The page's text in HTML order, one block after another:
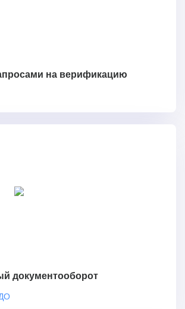
на верификацию
документооборот